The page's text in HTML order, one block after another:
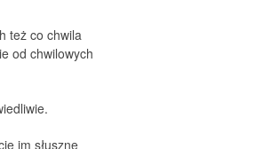
też co chwila
od chwilowych
im słuszne